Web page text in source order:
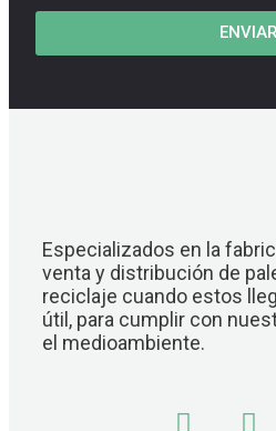
ENVIAR
Especializados en la
venta y distribución de
reciclaje cuando estos
útil, para cumplir con
el medioambiente.